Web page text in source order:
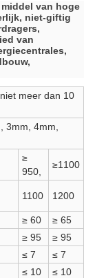
van hoge
niet-giftig
van
meer dan 10
3mm, 4mm,
≥
950,
≥1100
1100 1200
≥ 60
≥ 65
≥ 95
≥ 95
≤ 7
≤ 7
≤ 10 ≤ 10